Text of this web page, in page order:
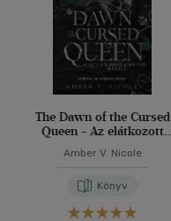
Felnőtt(1)
Vélemény szerint
(1)
The Dawn of the Cursed
Queen - Az elátkozott
Amber V. Nicole
Könyv